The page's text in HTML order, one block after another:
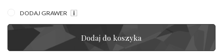
DODAJ GRAWER
Dodaj do koszyka